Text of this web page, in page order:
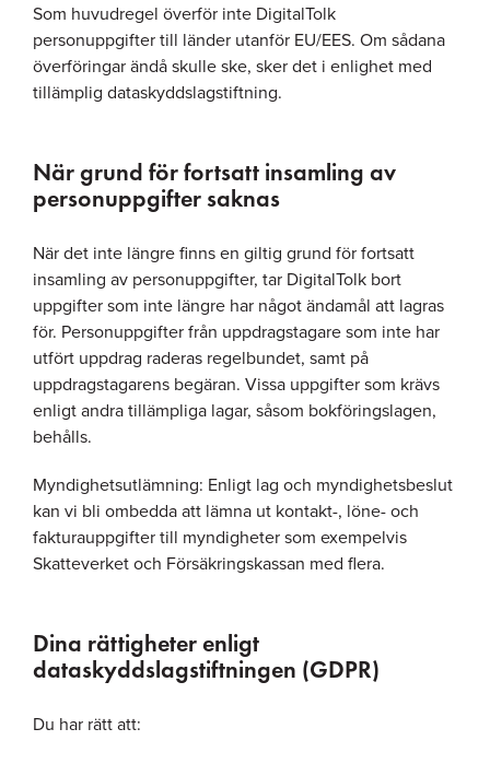
Som huvudregel överför inte DigitalTolk
personuppgifter till länder utanför EU/EES. Om sådana
överföringar ändå skulle ske, sker det i enlighet med
tillämplig dataskyddslagstiftning.
När grund för fortsatt insamling av
personuppgifter saknas
När det inte längre finns en giltig grund för fortsatt
insamling av personuppgifter, tar DigitalTolk bort
uppgifter som inte längre har något ändamål att lagras
för. Personuppgifter från uppdragstagare som inte har
utfört uppdrag raderas regelbundet, samt på
uppdragstagarens begäran. Vissa uppgifter som krävs
enligt andra tillämpliga lagar, såsom bokföringslagen,
behålls.
Myndighetsutlämning: Enligt lag och myndighetsbeslut
kan vi bli ombedda att lämna ut kontakt-, löne- och
fakturauppgifter till myndigheter som exempelvis
Skatteverket och Försäkringskassan med flera.
Dina rättigheter enligt
dataskyddslagstiftningen (GDPR)
Du har rätt att: